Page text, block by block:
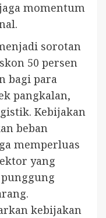
momentum
sorotan
50 persen
bagi para
pangkalan,
Kebijakan
beban
memperluas
yang
kebijakan